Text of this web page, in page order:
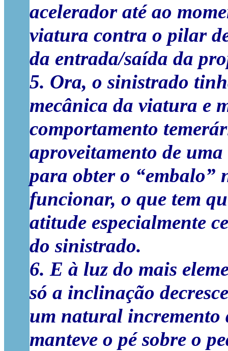
acelerador até ao
viatura contra o pilar
da entrada/saída da
5. Ora, o sinistrado
mecânica da viatura e
comportamento
aproveitamento de
para obter o “embalo”
funcionar, o que tem
atitude especialmente
do sinistrado.
6. E à luz do mais
só a inclinação
um natural incremento
manteve o pé sobre o